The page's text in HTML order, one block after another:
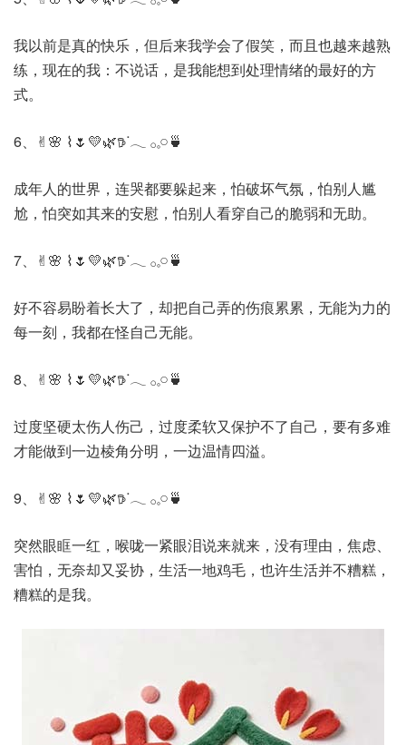
我以前是真的快乐，但后来我学会了假笑，而且也越来越熟
练，现在的我：不说话，是我能想到处理情绪的最好的方
式。
6、✌︎🌸 ⌇🌷💛🌿𖠚ᐝ𓂃 𓂂𓈒𓏸🍵
成年人的世界，连哭都要躲起来，怕破坏气氛，怕别人尴
尬，怕突如其来的安慰，怕别人看穿自己的脆弱和无助。
7、✌︎🌸 ⌇🌷💛🌿𖠚ᐝ𓂃 𓂂𓈒𓏸🍵
好不容易盼着长大了，却把自己弄的伤痕累累，无能为力的
每一刻，我都在怪自己无能。
8、✌︎🌸 ⌇🌷💛🌿𖠚ᐝ𓂃 𓂂𓈒𓏸🍵
过度坚硬太伤人伤己，过度柔软又保护不了自己，要有多难
才能做到一边棱角分明，一边温情四溢。
9、✌︎🌸 ⌇🌷💛🌿𖠚ᐝ𓂃 𓂂𓈒𓏸🍵
突然眼眶一红，喉咙一紧眼泪说来就来，没有理由，焦虑、
害怕，无奈却又妥协，生活一地鸡毛，也许生活并不糟糕，
糟糕的是我。